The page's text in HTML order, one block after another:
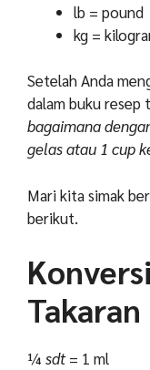
lb = pound
kg =
Setelah Anda
dalam buku
bagaimana
gelas atau 1 cup
Mari kita simak
berikut.
Takaran
¼ sdt= 1 ml